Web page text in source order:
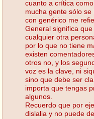
cuanto a crítica
mucha gente sólo
con genérico me
General significa
cualquier otra
por lo que no tiene
existen
otros no, y los
voz es la clave, ni
sino que debe ser
importa que tengas
algunos.
Recuerdo que por
dislalia y no puede